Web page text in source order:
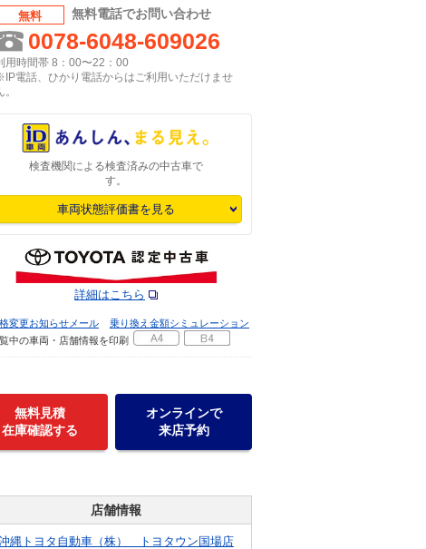
無料 無料電話でお問い合わせ
0078-6048-609026
用時間帯 8：00〜22：00
電話、ひかり電話からはご利用いただけませ
。
検査機関による検査済みの中古車で
す。
車両状態評価書を見る
詳細はこちら
変更お知らせメール
乗り換え金額シミュレーション
中の車両・店舗情報を印刷
無料見積
在庫確認する
オンラインで
来店予約
店舗情報
縄トヨタ自動車（株） トヨタウン国場店